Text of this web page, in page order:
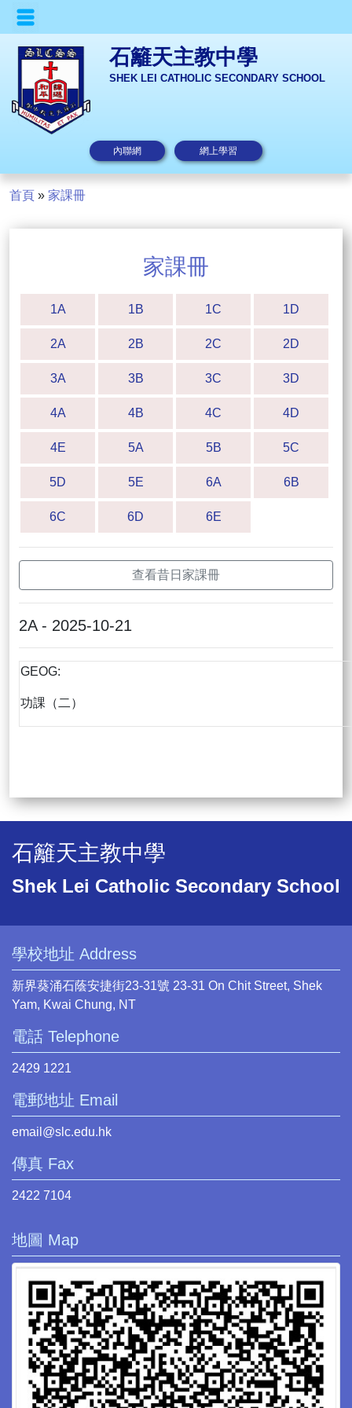
石籬天主教中學
SHEK LEI CATHOLIC SECONDARY SCHOOL
內聯網 網上學習
首頁 » 家課冊
家課冊
1A 1B 1C 1D
2A 2B 2C 2D
3A 3B 3C 3D
4A 4B 4C 4D
4E 5A 5B 5C
5D 5E 6A 6B
6C 6D 6E
查看昔日家課冊
2A - 2025-10-21
GEOG:
功課（二）
石籬天主教中學
Shek Lei Catholic Secondary School
學校地址 Address
新界葵涌石蔭安捷街23-31號 23-31 On Chit Street, Shek
Yam, Kwai Chung, NT
電話 Telephone
2429 1221
電郵地址 Email
email@slc.edu.hk
傳真 Fax
2422 7104
地圖 Map